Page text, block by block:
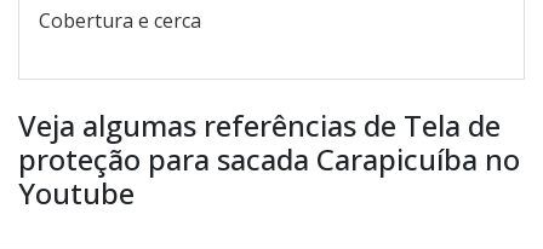
Cobertura e cerca
Veja algumas referências de Tela de
proteção para sacada Carapicuíba no
Youtube